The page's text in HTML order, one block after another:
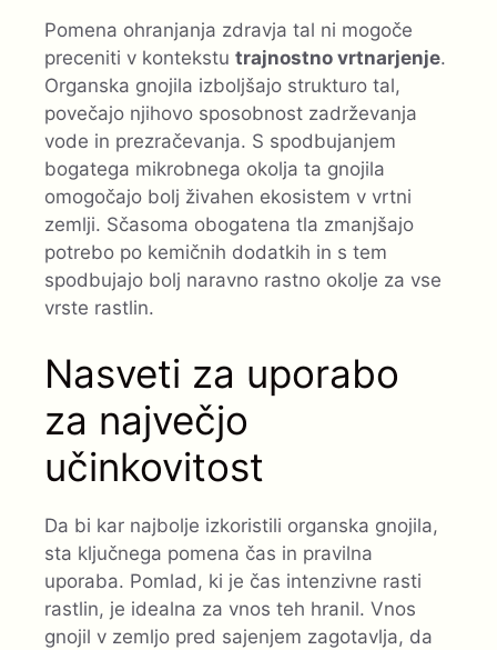
Pomena ohranjanja zdravja tal ni mogoče
preceniti v kontekstu trajnostno vrtnarjenje.
Organska gnojila izboljšajo strukturo tal,
povečajo njihovo sposobnost zadrževanja
vode in prezračevanja. S spodbujanjem
bogatega mikrobnega okolja ta gnojila
omogočajo bolj živahen ekosistem v vrtni
zemlji. Sčasoma obogatena tla zmanjšajo
potrebo po kemičnih dodatkih in s tem
spodbujajo bolj naravno rastno okolje za vse
vrste rastlin.
Nasveti za uporabo
za največjo
učinkovitost
Da bi kar najbolje izkoristili organska gnojila,
sta ključnega pomena čas in pravilna
uporaba. Pomlad, ki je čas intenzivne rasti
rastlin, je idealna za vnos teh hranil. Vnos
gnojil v zemljo pred sajenjem zagotavlja, da